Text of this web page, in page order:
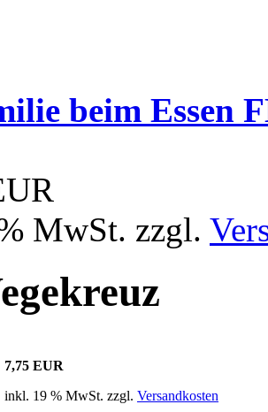
beim Essen
MwSt. zzgl.
7,75 EUR
inkl. 19 % MwSt. zzgl. Versandkosten